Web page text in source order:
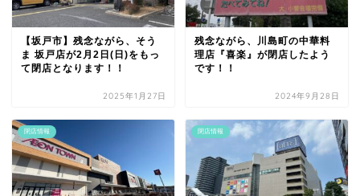
【坂戸市】残念ながら、そう
ま 坂戸店が2月2日(日)をもっ
て閉店となります！！
2025年1月27日
残念ながら、川島町の中華料
理店『喜楽』が閉店したよう
です！！
2024年9月28日
閉店情報 閉店情報